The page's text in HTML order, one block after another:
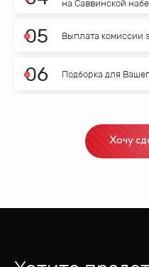
на Саввинской
05 Выплата комиссии
06 Подборка для
Хочу